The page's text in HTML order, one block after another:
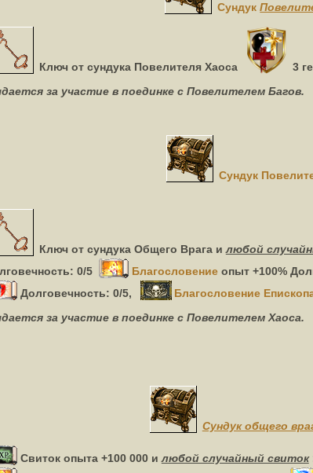
Сундук
Ключ от сундука Повелителя Хаоса
3
за участие в поединке с Повелителем Багов.
Сундук
Ключ от сундука Общего Врага и любой
0/5
Благословениеопыт +100%
Долговечность: 0/5,
Благословение
за участие в поединке с Повелителем Хаоса.
Сундук общего
Свиток опыта +100 000и любой случайный свиток